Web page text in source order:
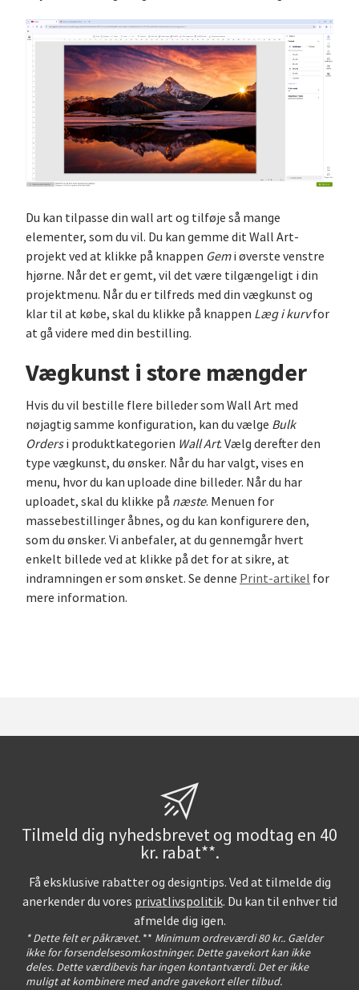
Du kan tilpasse din wall art og tilføje så mange
elementer, som du vil. Du kan gemme dit Wall Art-
projekt ved at klikke på knappen Gemi øverste venstre
hjørne. Når det er gemt, vil det være tilgængeligt i din
projektmenu. Når du er tilfreds med din vægkunst og
klar til at købe, skal du klikke på knappen Læg i kurvfor
at gå videre med din bestilling.
Vægkunst i store mængder
Hvis du vil bestille flere billeder som Wall Art med
nøjagtig samme konfiguration, kan du vælge Bulk
Ordersi produktkategorien Wall Art. Vælg derefter den
type vægkunst, du ønsker. Når du har valgt, vises en
menu, hvor du kan uploade dine billeder. Når du har
uploadet, skal du klikke på næste. Menuen for
massebestillinger åbnes, og du kan konfigurere den,
som du ønsker. Vi anbefaler, at du gennemgår hvert
enkelt billede ved at klikke på det for at sikre, at
indramningen er som ønsket. Se denne Print-artikel for
mere information.
Tilmeld dig nyhedsbrevet og modtag en 40
kr. rabat**.
Få eksklusive rabatter og designtips. Ved at tilmelde dig
anerkender du vores privatlivspolitik. Du kan til enhver tid
afmelde dig igen.
* Dette felt er påkrævet. ** Minimum ordreværdi 80 kr.. Gælder
ikke for forsendelsesomkostninger. Dette gavekort kan ikke
deles. Dette værdibevis har ingen kontantværdi. Det er ikke
muligt at kombinere med andre gavekort eller tilbud.